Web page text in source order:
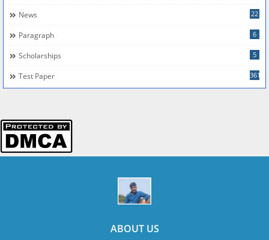
News 22
Paragraph 6
Scholarships 5
Test Paper 361
ABOUT US